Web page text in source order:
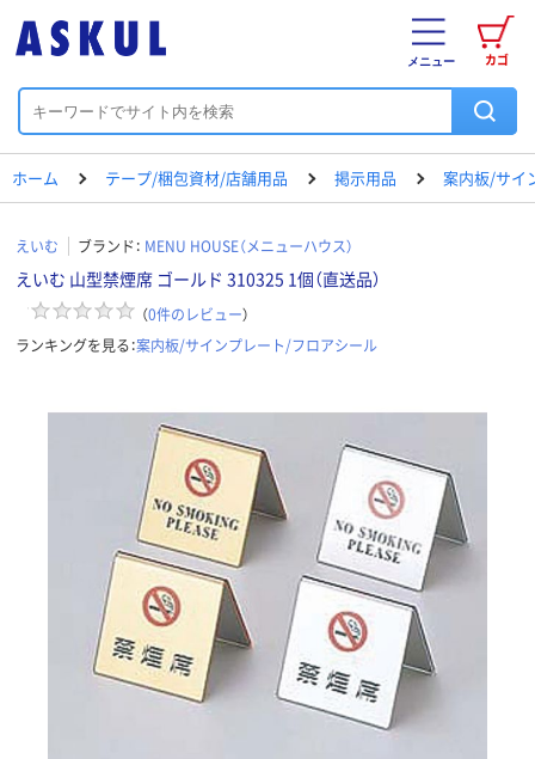
カゴ
メニュー
ホーム テープ/梱包資材/店舗用品 掲示用品 案内板/サイ
えいむ ブランド： MENU HOUSE（メニューハウス）
えいむ 山型禁煙席 ゴールド 310325 1個（直送品）
（0件のレビュー）
ランキングを見る：案内板/サインプレート/フロアシール